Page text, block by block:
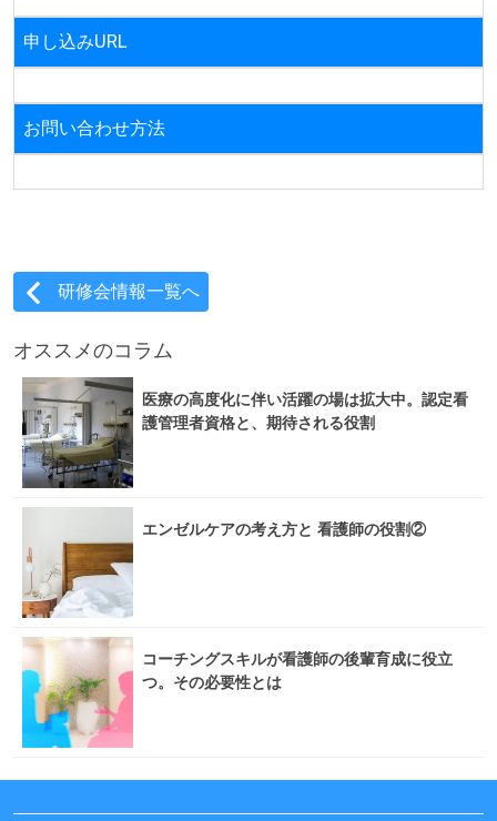
申し込みURL
お問い合わせ方法
研修会情報一覧へ
オススメのコラム
医療の高度化に伴い活躍の場は拡大中。認定看
護管理者資格と、期待される役割
エンゼルケアの考え方と 看護師の役割②
コーチングスキルが看護師の後輩育成に役立
つ。その必要性とは